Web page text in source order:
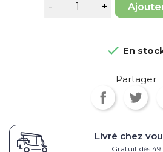
 En
Partager
Livré chez
Gratuit dès